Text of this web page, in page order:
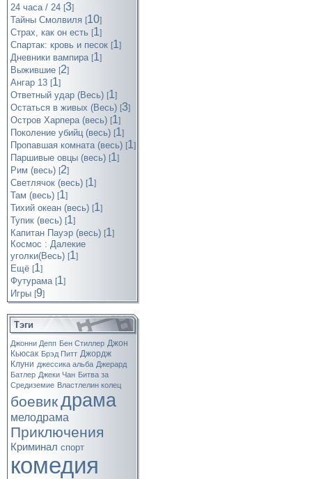
24 часа / 24 [3]
Тайны Смолвиля [10]
Страх, как он есть [1]
Спартак: кровь и песок [1]
Дневники вампира [1]
Выжившие [2]
Ангар 13 [1]
Ответный удар (Весь) [1]
Остаться в живых (Весь) [3]
Остров Харпера (весь) [1]
Поколение убийц (весь) [1]
Пропавшая комната (весь) [1]
Паршивые овцы (весь) [1]
Рим (весь) [2]
Светлячок (весь) [1]
Там (весь) [1]
Тихий океан (весь) [1]
Тупик (весь) [1]
Капитан Пауэр (весь) [1]
Космос : Далекие
уголки(Весь) [1]
Ещё [1]
Футурама [1]
Игры [9]
Тэги
Джонни Депп Бен Стиллер Джон
Кьюсак Брэд Питт Джордж
Клуни джессика альба Джерард
Батлер Джеки Чан Битва за
Средиземие Властлелин колец
боевикдрама
мелодрама
Приключения
Криминал спорт
комедия